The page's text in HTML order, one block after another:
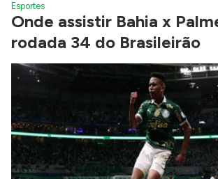
Esportes
Onde assistir Bahia x
rodada 34 do Brasileirão